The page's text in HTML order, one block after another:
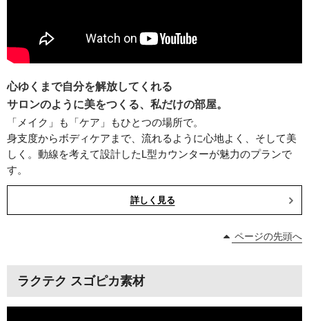
心ゆくまで自分を解放してくれる
サロンのように美をつくる、私だけの部屋。
「メイク」も「ケア」もひとつの場所で。
身支度からボディケアまで、流れるように心地よく、そして美
しく。動線を考えて設計したL型カウンターが魅力のプランで
す。
詳しく見る
ページの先頭へ
ラクテク スゴピカ素材